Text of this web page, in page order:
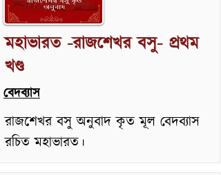
মহাভারত -রাজশেখর বসু- প্রথম
খণ্ড
বেদব্যাস
রাজশেখর বসু অনুবাদ কৃত মূল বেদব্যাস
রচিত মহাভারত।